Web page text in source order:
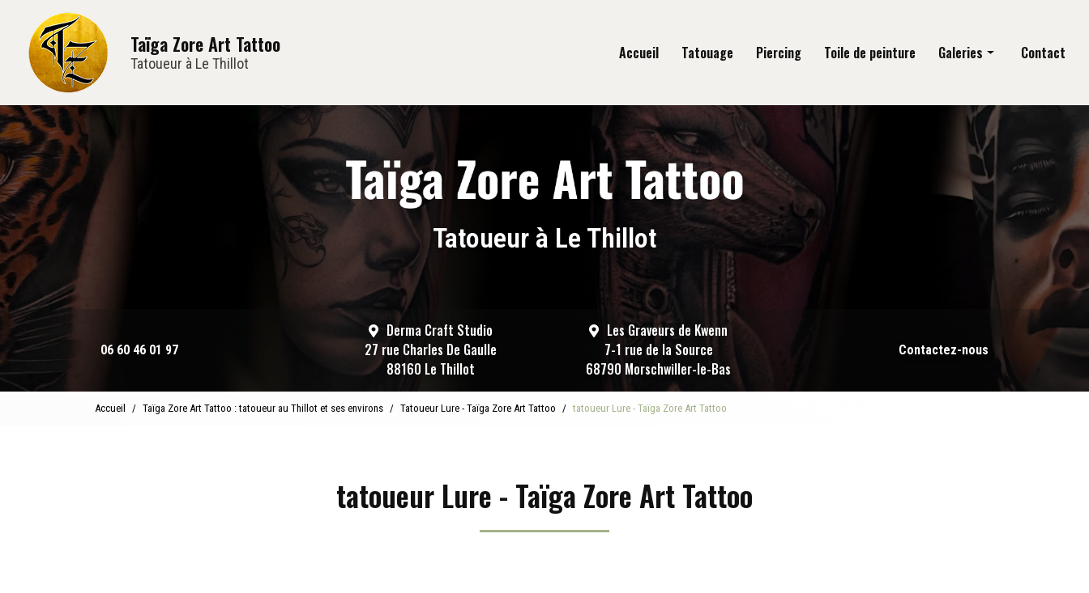
contenu
principal
Taïga Zore Art Tattoo
Tatoueur à Le Thillot
Accueil Tatouage Piercing Toile de peinture Galeries
Tatouage
Piercing
Toile de peinture
Contact
Tatoueur à Le Thillot
06 60 46 01 97
Derma Craft Studio
27 rue Charles De Gaulle
88160 Le Thillot
Les Graveurs de Kwenn
7-1 rue de la Source
68790 Morschwiller-le-Bas
Contactez-nous
Accueil Taïga Zore Art Tattoo : tatoueur au Thillot et ses environs Tatoueur Lure - Taïga Zore Art Tattoo tatoueur Lure - Taïga Zore Art Tattoo
tatoueur Lure - Taïga Zore Art Tattoo